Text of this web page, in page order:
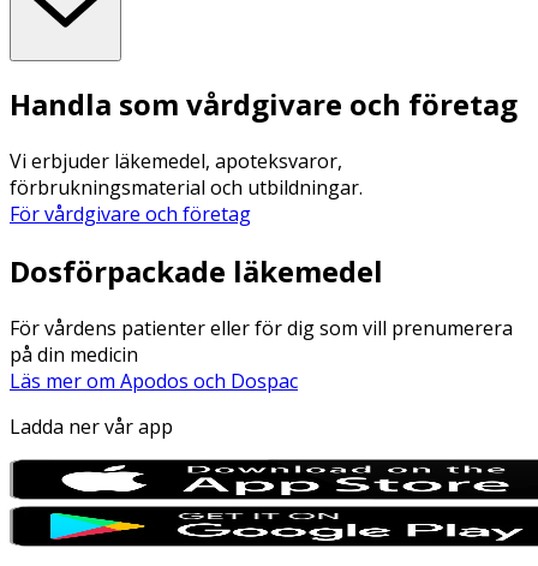
Handla som vårdgivare och företag
Vi erbjuder läkemedel, apoteksvaror,
förbrukningsmaterial och utbildningar.
För vårdgivare och företag
Dosförpackade läkemedel
För vårdens patienter eller för dig som vill prenumerera
på din medicin
Läs mer om Apodos och Dospac
Ladda ner vår app